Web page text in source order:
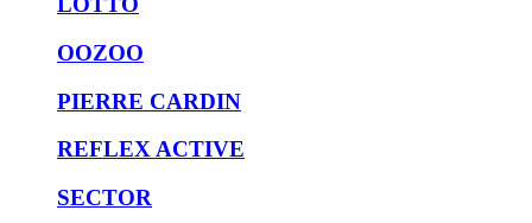
OOZOO
PIERRE CARDIN
REFLEX ACTIVE
SECTOR